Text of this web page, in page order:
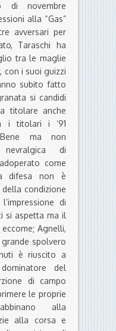
di novembre
alla “Gas”
avversari per
Taraschi ha
tra le maglie
con i suoi guizzi
subito fatto
si candidi
titolare anche
i titolari i ’91
ma non
di
come
difesa non è
condizione
di
si aspetta ma il
Agnelli,
spolvero
è riuscito a
del
di campo
le proprie
alla
alla corsa e